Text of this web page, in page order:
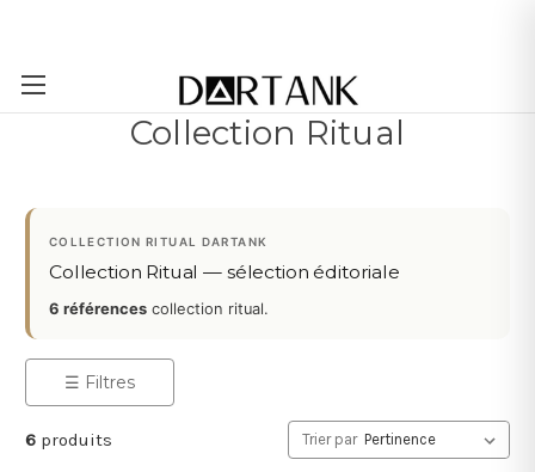
Passer au contenu principal
Collection Ritual
COLLECTION RITUAL DARTANK
Collection Ritual — sélection éditoriale
6 références collection ritual.
☰ Filtres
6 produits Trier par